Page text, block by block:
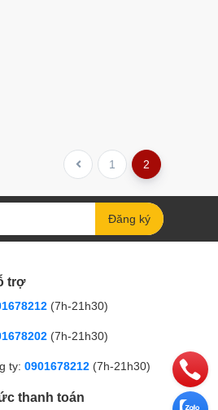
1 2
Đăng ký
trợ
(7h-21h30)
(7h-21h30)
ty: 0901678212 (7h-21h30)
thanh toán